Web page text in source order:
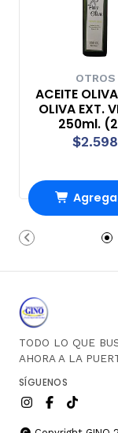
OTROS
ACEITE
OLIVA EXT.
250ml.
$2.598
Carro
TODO LO QUE
AHORA A LA
SÍGUENOS